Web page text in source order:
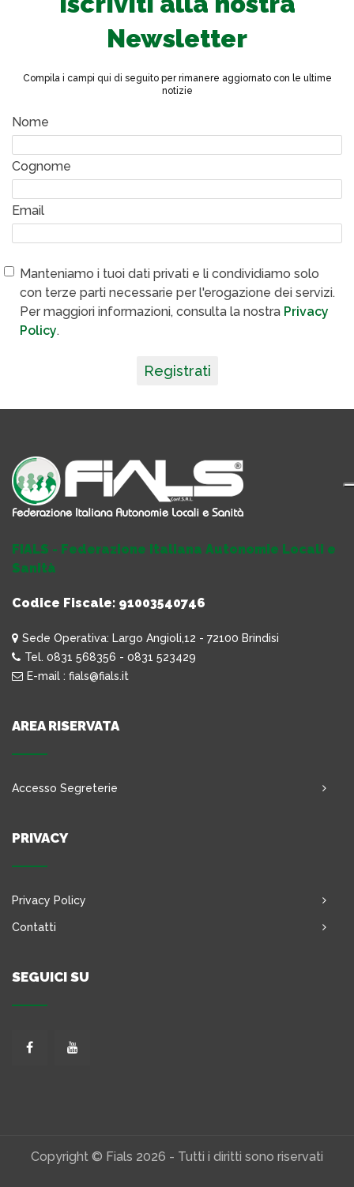
Newsletter
Compila i campi qui di seguito per rimanere aggiornato con le ultime
notizie
Nome
Cognome
Email
Manteniamo i tuoi dati privati e li condividiamo solo
con terze parti necessarie per l'erogazione dei servizi.
Per maggiori informazioni, consulta la nostra Privacy
Policy.
Registrati
FIALS - Federazione Italiana Autonomie Locali e
Sanità
Codice Fiscale: 91003540746
Sede Operativa: Largo Angioli,12 - 72100 Brindisi
Tel. 0831 568356 - 0831 523429
E-mail : fials@fials.it
AREA RISERVATA
Accesso Segreterie
PRIVACY
Privacy Policy
Contatti
SEGUICI SU
Copyright © Fials 2026 - Tutti i diritti sono riservati